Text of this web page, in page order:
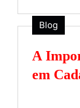
Blog
A
em